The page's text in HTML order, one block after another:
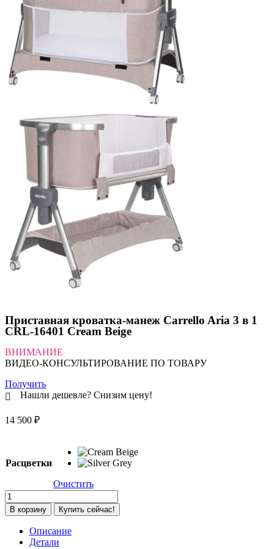
Приставная кроватка-манеж Carrello Aria 3 в 1
CRL-16401 Cream Beige
ВНИМАНИЕ
ВИДЕО-КОНСУЛЬТИРОВАНИЕ ПО ТОВАРУ
Получить
Нашли дешевле? Снизим цену!
14 500 ₽
Расцветки
Очистить
Количество
товара
Приставная
кроватка-
манеж
В корзину Купить сейчас!
Описание
Детали